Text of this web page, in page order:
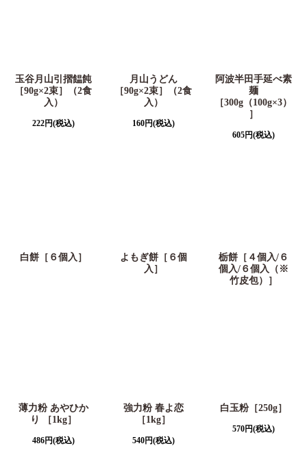
玉谷月山引摺饂飩
［90g×2束］（2食
入）
222円(税込)
月山うどん
［90g×2束］（2食
入）
160円(税込)
阿波半田手延べ素
麺
［300g（100g×3）
］
605円(税込)
白餅［６個入］
よもぎ餅［６個
入］
栃餅［４個入/６
個入/６個入（※
竹皮包）］
薄力粉 あやひか
り ［1kg］
486円(税込)
強力粉 春よ恋
［1kg］
540円(税込)
白玉粉［250g］
570円(税込)